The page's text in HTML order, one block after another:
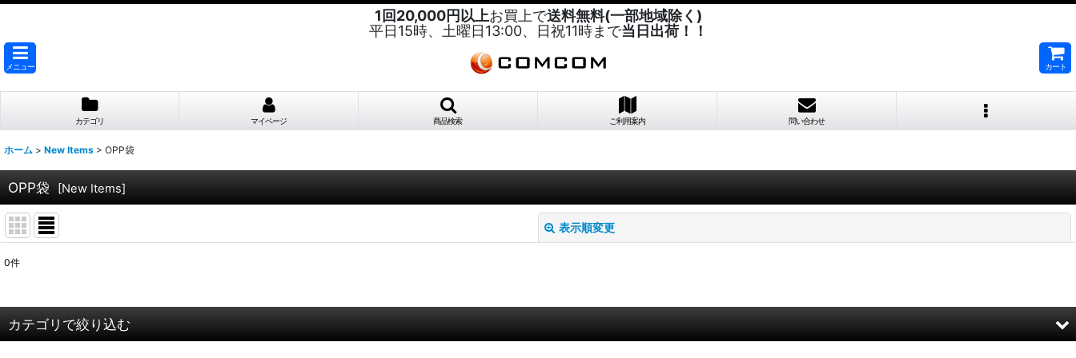
1回20,000円以上お買上で送料無料(一部地域除く)
平日15時、土曜日13:00、日祝11時まで当日出荷！！
メニュー カート
カテゴリ マイページ 商品検索 ご利用案内 問い合わせ
ホーム > New Items > OPP袋
OPP袋 [New Items]
表示順変更
表示数 :
0件
カテゴリで絞り込む